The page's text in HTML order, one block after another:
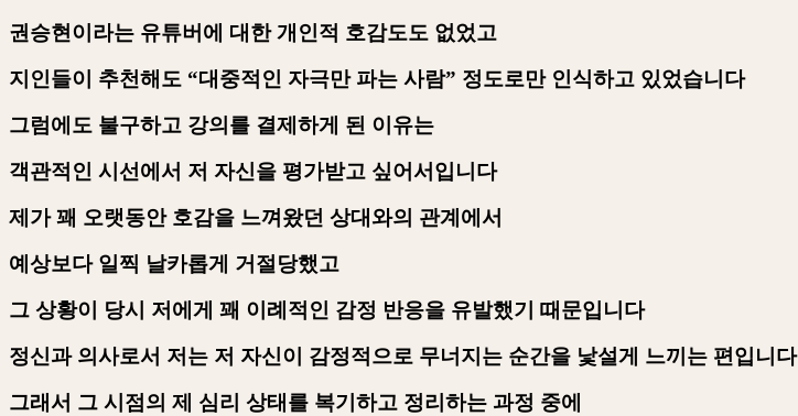
권승현이라는 유튜버에 대한 개인적 호감도도 없었고
지인들이 추천해도 “대중적인 자극만 파는 사람” 정도로만 인식하고 있었습니다
그럼에도 불구하고 강의를 결제하게 된 이유는
객관적인 시선에서 저 자신을 평가받고 싶어서입니다
제가 꽤 오랫동안 호감을 느껴왔던 상대와의 관계에서
예상보다 일찍 날카롭게 거절당했고
그 상황이 당시 저에게 꽤 이례적인 감정 반응을 유발했기 때문입니다
정신과 의사로서 저는 저 자신이 감정적으로 무너지는 순간을 낯설게 느끼는 편입니다
그래서 그 시점의 제 심리 상태를 복기하고 정리하는 과정 중에